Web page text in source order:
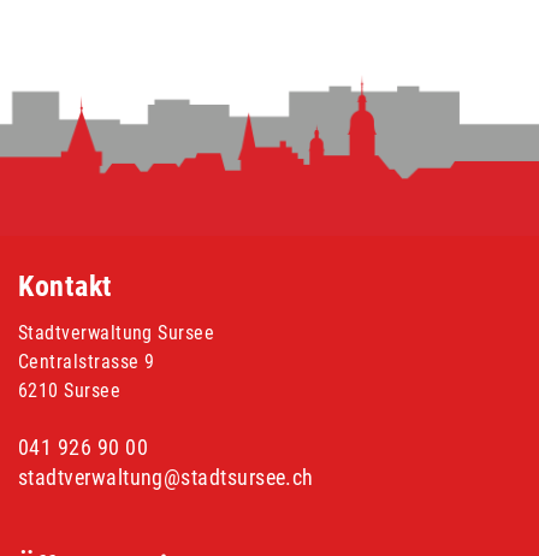
Kontakt
Stadtverwaltung Sursee
Centralstrasse 9
6210 Sursee
041 926 90 00
stadtverwaltung@stadtsursee.ch